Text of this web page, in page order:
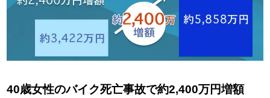
40歳女性のバイク死亡事故で約2,400万円増額